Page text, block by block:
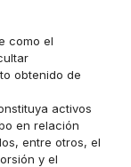
como el
obtenido de
activos
en relación
entre otros, el
y el